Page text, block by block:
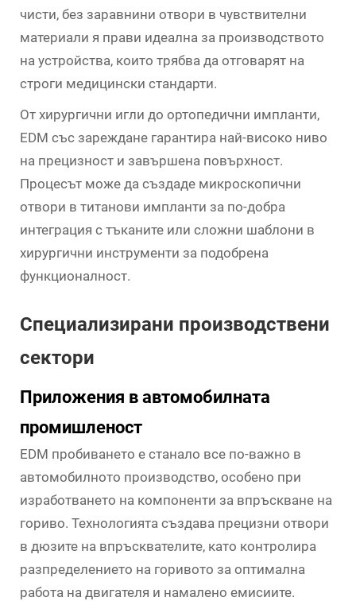
чисти, без заравнини отвори в чувствителни
материали я прави идеална за производството
на устройства, които трябва да отговарят на
строги медицински стандарти.
От хирургични игли до ортопедични импланти,
EDM със зареждане гарантира най-високо ниво
на прецизност и завършена повърхност.
Процесът може да създаде микроскопични
отвори в титанови импланти за по-добра
интеграция с тъканите или сложни шаблони в
хирургични инструменти за подобрена
функционалност.
Специализирани производствени
сектори
Приложения в автомобилната
промишленост
EDM пробиването е станало все по-важно в
автомобилното производство, особено при
изработването на компоненти за впръскване на
гориво. Технологията създава прецизни отвори
в дюзите на впръсквателите, като контролира
разпределението на горивото за оптимална
работа на двигателя и намалено емисиите.